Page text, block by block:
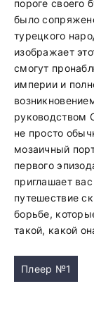
пороге своего
было
турецкого
изображает
смогут
империи и
руководством
не просто
мозаичный
первого
приглашает
путешествие
борьбе,
такой, какой
Плеер №1